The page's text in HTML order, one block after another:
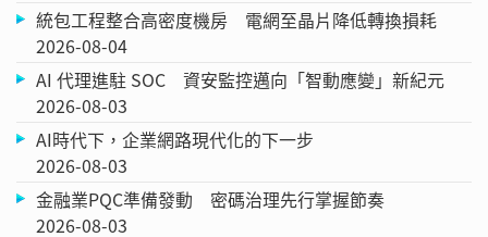
統包工程整合高密度機房 電網至晶片降低轉換損耗
2026-08-04
AI 代理進駐 SOC 資安監控邁向「智動應變」新紀元
2026-08-03
AI時代下，企業網路現代化的下一步
2026-08-03
金融業PQC準備發動 密碼治理先行掌握節奏
2026-08-03